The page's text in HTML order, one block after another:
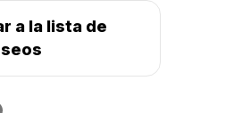
a la lista de